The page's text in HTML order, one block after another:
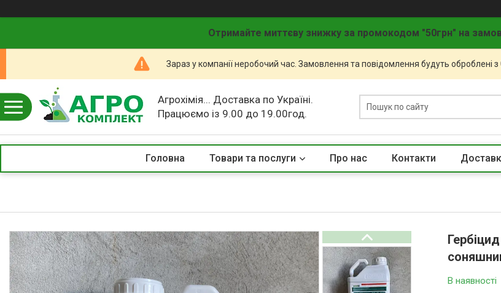
Отримайте миттєву знижку за промокодом "50грн" на
Зараз у компанії неробочий час. Замовлення та повідомлення будуть оброблені
Агрохімія... Доставка по Україні.
Працюємо із 9.00 до 19.00год.
Головна Товари та послуги Про нас Контакти
В наявності